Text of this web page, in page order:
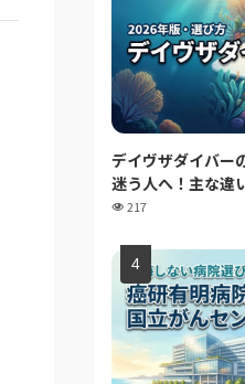
デイヴザダイバー
迷う人へ！主な違
217